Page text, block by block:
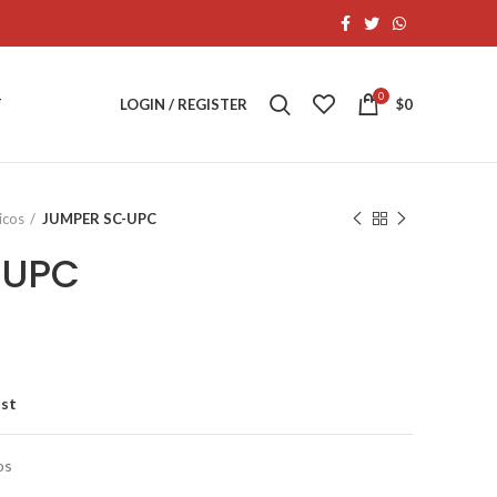
LOGIN / REGISTER 0 $0
JUMPER SC-UPC